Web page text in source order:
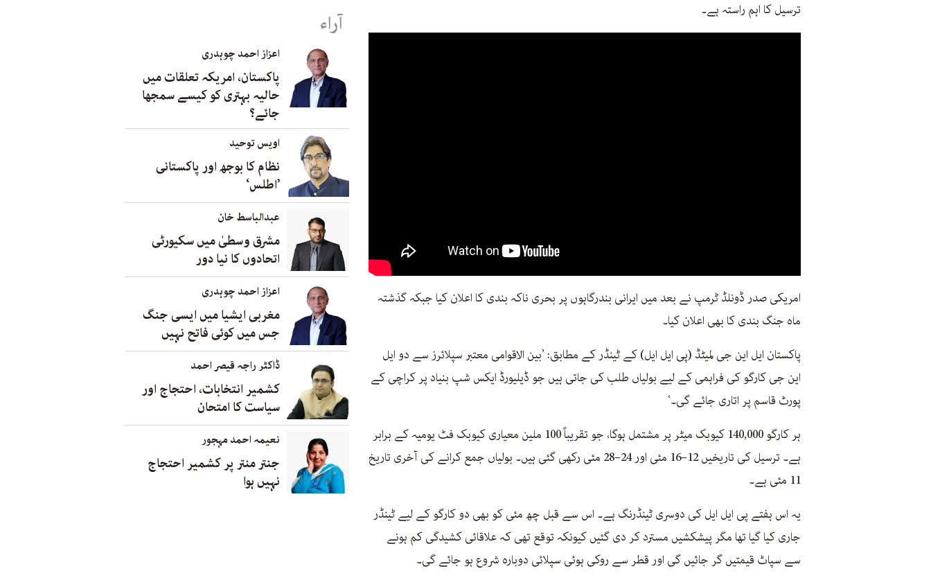
ترسیل کا اہم راستہ ہے۔
امریکی صدر ڈونلڈ ٹرمپ نے بعد میں ایرانی بندرگاہوں پر بحری ناکہ بندی کا اعلان کیا جبکہ گذشتہ
ماہ جنگ بندی کا بھی اعلان کیا۔
پاکستان ایل این جی لمیٹڈ (پی ایل ایل) کے ٹینڈر کے مطابق: ’بین الاقوامی معتبر سپلائرز سے دو ایل
این جی کارگو کی فراہمی کے لیے بولیاں طلب کی جاتی ہیں جو ڈیلیورڈ ایکس شپ بنیاد پر کراچی کے
پورٹ قاسم پر اتاری جائے گی۔‘
ہر کارگو 140,000 کیوبک میٹر پر مشتمل ہوگا، جو تقریباً 100 ملین معیاری کیوبک فٹ یومیہ کے برابر
ہے۔ ترسیل کی تاریخیں 12–16 مئی اور 24–28 مئی رکھی گئی ہیں۔ بولیاں جمع کرانے کی آخری تاریخ
11 مئی ہے۔
یہ اس ہفتے پی ایل ایل کی دوسری ٹینڈرنگ ہے۔ اس سے قبل چھ مئی کو بھی دو کارگو کے لیے ٹینڈر
جاری کیا گیا تھا مگر پیشکشیں مسترد کر دی گئیں کیونکہ توقع تھی کہ علاقائی کشیدگی کم ہونے
سے سپاٹ قیمتیں گر جائیں گی اور قطر سے روکی ہوئی سپلائی دوبارہ شروع ہو جائے گی۔
آراء
اعزاز احمد چوہدری
پاکستان، امریکہ تعلقات میں
حالیہ بہتری کو کیسے سمجھا
جائے؟
اویس توحید
نظام کا بوجھ اور پاکستانی
’اطلس‘
عبدالباسط خان
مشرق وسطیٰ میں سکیورٹی
اتحادوں کا نیا دور
اعزاز احمد چوہدری
مغربی ایشیا میں ایسی جنگ
جس میں کوئی فاتح نہیں
ڈاکٹر راجہ قیصر احمد
کشمیر انتخابات، احتجاج اور
سیاست کا امتحان
نعیمہ احمد مہجور
جنتر منتر پر کشمیر احتجاج
نہیں ہوا